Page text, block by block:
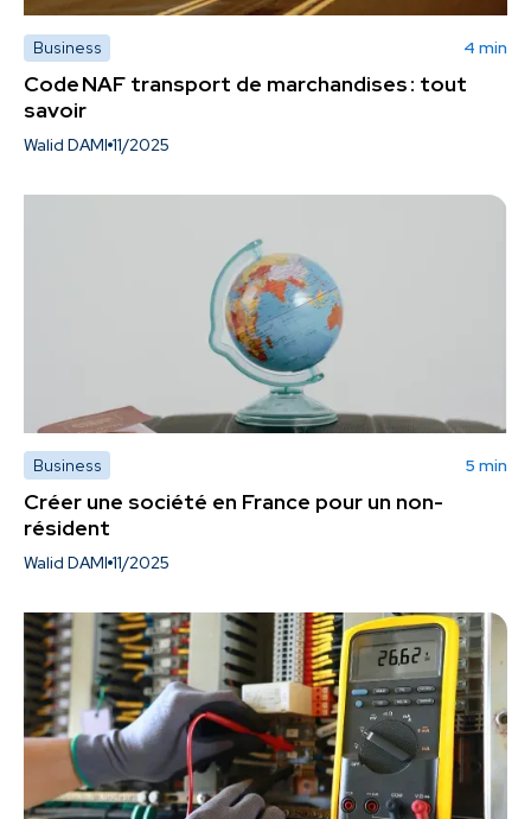
Business 4 min
Code NAF transport de marchandises : tout
savoir
Walid DAMI 11/2025
Business 5 min
Créer une société en France pour un non-
résident
Walid DAMI 11/2025